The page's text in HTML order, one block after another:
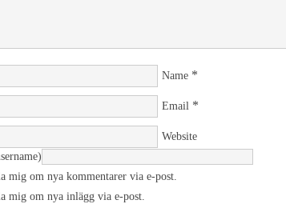
Name *
Email *
Website
mig om nya kommentarer via e-post.
mig om nya inlägg via e-post.